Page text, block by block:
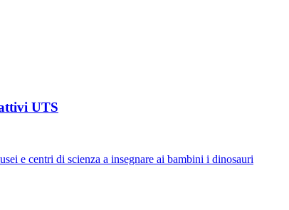
UTS
e centri di scienza a insegnare ai bambini i dinosauri